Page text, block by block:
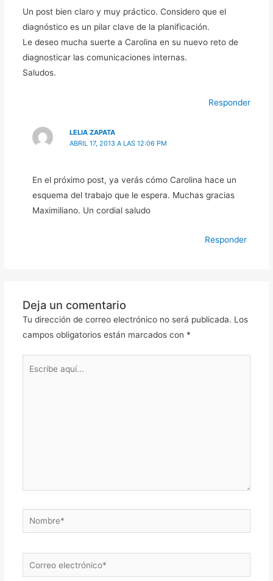
Un post bien claro y muy práctico. Considero que el
diagnóstico es un pilar clave de la planificación.
Le deseo mucha suerte a Carolina en su nuevo reto de
diagnosticar las comunicaciones internas.
Saludos.
Responder
LELIA ZAPATA
ABRIL 17, 2013 A LAS 12:06 PM
En el próximo post, ya verás cómo Carolina hace un
esquema del trabajo que le espera. Muchas gracias
Maximiliano. Un cordial saludo
Responder
Deja un comentario
Tu dirección de correo electrónico no será publicada. Los
campos obligatorios están marcados con *
Nombre*
Correo
electrónico*